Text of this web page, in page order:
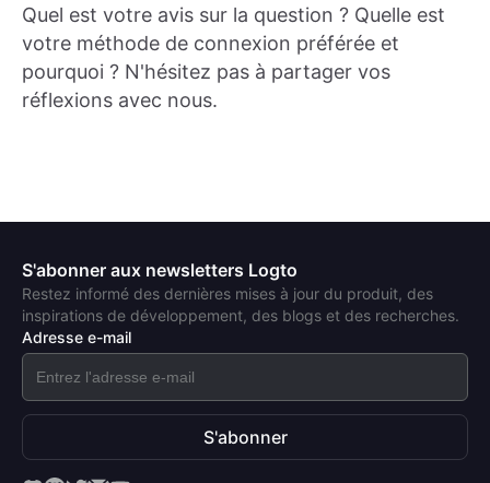
Quel est votre avis sur la question ? Quelle est
votre méthode de connexion préférée et
pourquoi ? N'hésitez pas à partager vos
réflexions avec nous.
S'abonner aux newsletters Logto
Restez informé des dernières mises à jour du produit, des
inspirations de développement, des blogs et des recherches.
Adresse e-mail
S'abonner